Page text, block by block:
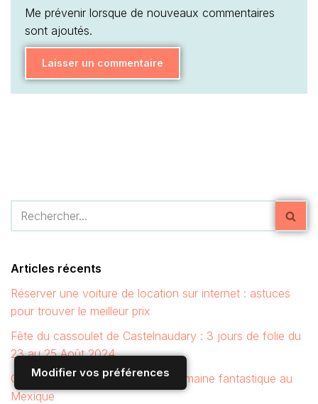
Modifier vos préférences
Me prévenir lorsque de nouveaux commentaires
sont ajoutés.
Articles récents
Réserver une voiture de location sur internet : astuces
pour trouver le meilleur prix
Fête du cassoulet de Castelnaudary : 3 jours de folie du
23 au 25 Août 2024
Club Med Cancun Resort : une semaine fantastique au
Mexique